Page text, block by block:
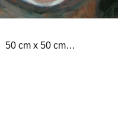
50 cm x 50 cm…